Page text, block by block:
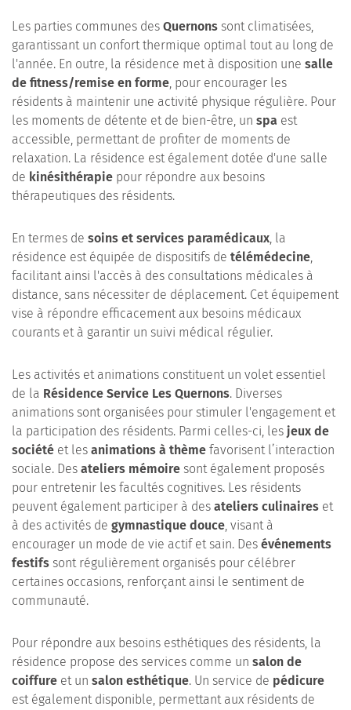
Les parties communes des Quernons sont climatisées,
garantissant un confort thermique optimal tout au long de
l'année. En outre, la résidence met à disposition une salle
de fitness/remise en forme, pour encourager les
résidents à maintenir une activité physique régulière. Pour
les moments de détente et de bien-être, un spa est
accessible, permettant de profiter de moments de
relaxation. La résidence est également dotée d'une salle
de kinésithérapie pour répondre aux besoins
thérapeutiques des résidents.
En termes de soins et services paramédicaux, la
résidence est équipée de dispositifs de télémédecine,
facilitant ainsi l'accès à des consultations médicales à
distance, sans nécessiter de déplacement. Cet équipement
vise à répondre efficacement aux besoins médicaux
courants et à garantir un suivi médical régulier.
Les activités et animations constituent un volet essentiel
de la Résidence Service Les Quernons. Diverses
animations sont organisées pour stimuler l'engagement et
la participation des résidents. Parmi celles-ci, les jeux de
société et les animations à thème favorisent l’interaction
sociale. Des ateliers mémoire sont également proposés
pour entretenir les facultés cognitives. Les résidents
peuvent également participer à des ateliers culinaires et
à des activités de gymnastique douce, visant à
encourager un mode de vie actif et sain. Des événements
festifs sont régulièrement organisés pour célébrer
certaines occasions, renforçant ainsi le sentiment de
communauté.
Pour répondre aux besoins esthétiques des résidents, la
résidence propose des services comme un salon de
coiffure et un salon esthétique. Un service de pédicure
est également disponible, permettant aux résidents de